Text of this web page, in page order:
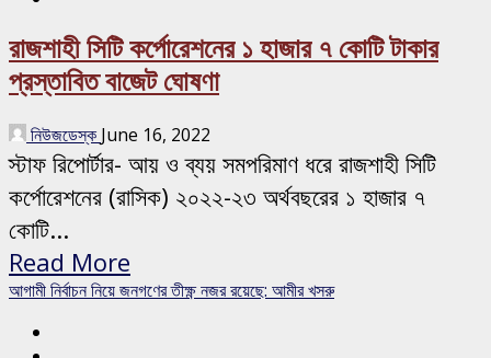
রাজশাহী সিটি কর্পোরেশনের ১ হাজার ৭ কোটি টাকার
প্রস্তাবিত বাজেট ঘোষণা
নিউজডেস্ক June 16, 2022
স্টাফ রিপোর্টার- আয় ও ব্যয় সমপরিমাণ ধরে রাজশাহী সিটি
কর্পোরেশনের (রাসিক) ২০২২-২৩ অর্থবছরের ১ হাজার ৭
কোটি...
Read More
আগামী নির্বাচন নিয়ে জনগণের তীক্ষ্ণ নজর রয়েছে: আমীর খসরু